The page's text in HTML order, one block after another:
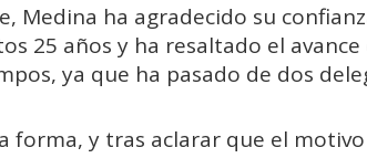
Medina ha agradecido su
25 años y ha resaltado el avance
ya que ha pasado de dos
forma, y tras aclarar que el